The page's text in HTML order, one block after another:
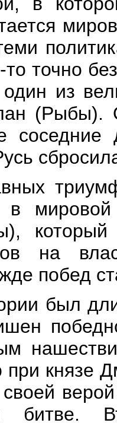
точно
из
(Рыбы).
на
побед
был
при князе
своей
битве.